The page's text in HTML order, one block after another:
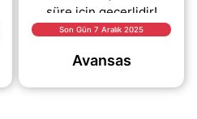
süre için geçerlidir!
Hemen “KUPONU
tıklayarak kodu ücretsiz
Son Gün 7 Aralık 2025
Avansas